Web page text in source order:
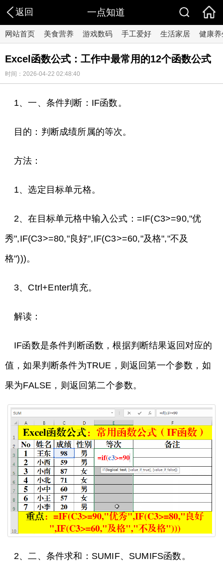
返回 一点知道
网站首页 美食营养 游戏数码 手工爱好 生活家居 健康养
Excel函数公式：工作中最常用的12个函数公式
时间：2026-04-22 02:48:40
1、一、条件判断：IF函数。
目的：判断成绩所属的等次。
方法：
1、选定目标单元格。
2、在目标单元格中输入公式：=IF(C3>=90,"优
秀",IF(C3>=80,"良好",IF(C3>=60,"及格","不及
格")))。
3、Ctrl+Enter填充。
解读：
IF函数是条件判断函数，根据判断结果返回对应的
值，如果判断条件为TRUE，则返回第一个参数，如
果为FALSE，则返回第二个参数。
2、二、条件求和：SUMIF、SUMIFS函数。